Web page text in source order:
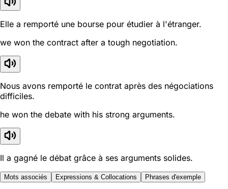
Elle a remporté une bourse pour étudier à l'étranger.
we won the contract after a tough negotiation.
Nous avons remporté le contrat après des négociations
difficiles.
he won the debate with his strong arguments.
Il a gagné le débat grâce à ses arguments solides.
Mots associés Expressions & Collocations Phrases d'exemple